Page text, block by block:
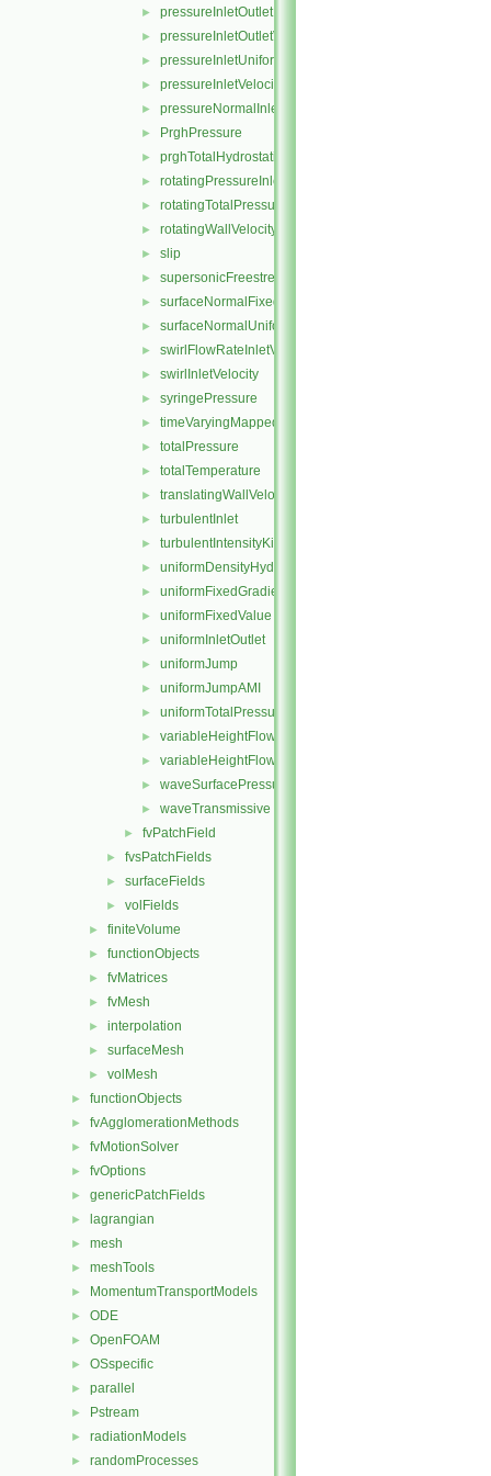
► pressureInletOutletParSlipVelocity
► pressureInletOutletVelocity
► pressureInletUniformVelocity
► pressureInletVelocity
► pressureNormalInletOutletVelocity
► PrghPressure
► prghTotalHydrostaticPressure
► rotatingPressureInletOutletVelocity
► rotatingTotalPressure
► rotatingWallVelocity
► slip
► supersonicFreestream
► surfaceNormalFixedValue
► surfaceNormalUniformFixedValue
► swirlFlowRateInletVelocity
► swirlInletVelocity
► syringePressure
► timeVaryingMappedFixedValue
► totalPressure
► totalTemperature
► translatingWallVelocity
► turbulentInlet
► turbulentIntensityKineticEnergyInlet
► uniformDensityHydrostaticPressure
► uniformFixedGradient
► uniformFixedValue
► uniformInletOutlet
► uniformJump
► uniformJumpAMI
► uniformTotalPressure
► variableHeightFlowRate
► variableHeightFlowRateInletVelocity
► waveSurfacePressure
► waveTransmissive
► fvPatchField
► fvsPatchFields
► surfaceFields
► volFields
► finiteVolume
► functionObjects
► fvMatrices
► fvMesh
► interpolation
► surfaceMesh
► volMesh
► functionObjects
► fvAgglomerationMethods
► fvMotionSolver
► fvOptions
► genericPatchFields
► lagrangian
► mesh
► meshTools
► MomentumTransportModels
► ODE
► OpenFOAM
► OSspecific
► parallel
► Pstream
► radiationModels
► randomProcesses